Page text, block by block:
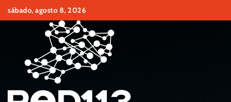
Skipsábado, agosto 8, 2026